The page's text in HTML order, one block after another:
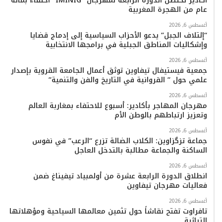
م
عام من الهجرة المغربية
أغسطس 6, 2026
“إئتلاف الجبل” يدعو الأحزاب السياسية إلى إدماج قضايا
وإشكاليات المناطق الجبلية في برامجها الانتخابية
أغسطس 6, 2026
جمعية فيستيفال تيفاوين توثق أعمال الجامعة القروية بإصدار
علمي حول ” القروانية في التاريخ والفن والتنمية”
أغسطس 6, 2026
مهرجان المهاجر بأكادير: أسبوع للاحتفاء بمغاربة العالم
وتعزيز ارتباطهم بالوطن الأم
أغسطس 6, 2026
جماعة تزگزاوين: الكلاب الضالة تزرع “الرعب” في نفوس
الساكنة والجماعة مطالبة بالتدخل العاجل
أغسطس 6, 2026
انطلاق الدورة الرابعة عشرة من أولمبياد تيفيناغ ضمن
فعاليات مهرجان تيفاوين
أغسطس 6, 2026
تافراوت تفتح نقاشاً حول تثمين معالمها السياحية ومؤهلاتها